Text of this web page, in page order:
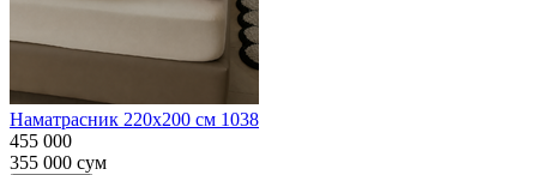
Наматрасник 220х200 см 1038
455 000
355 000 сум